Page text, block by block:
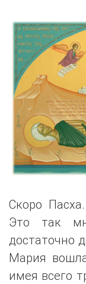
Скоро
Это так
достаточно
Мария
имея всего